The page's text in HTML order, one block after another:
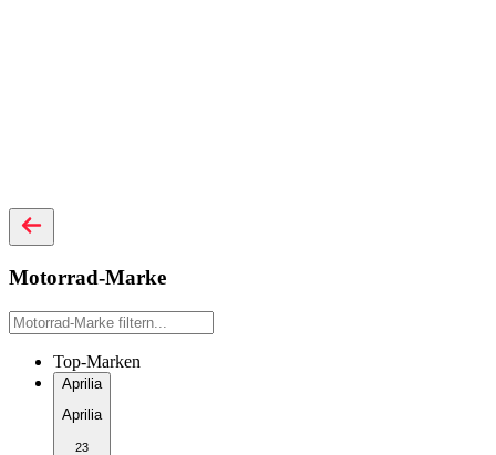
Motorrad-Marke
Top-Marken
Aprilia
Aprilia
23